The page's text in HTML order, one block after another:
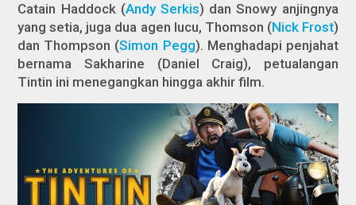
Catain Haddock (Andy Serkis) dan Snowy anjingnya
yang setia, juga dua agen lucu, Thomson (Nick Frost)
dan Thompson (Simon Pegg). Menghadapi penjahat
bernama Sakharine (Daniel Craig), petualangan
Tintin ini menegangkan hingga akhir film.